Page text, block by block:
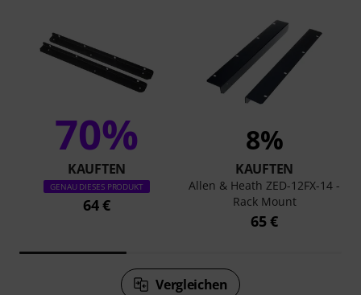
70%
KAUFTEN
GENAU DIESES PRODUKT
64 €
8%
KAUFTEN
Allen & Heath ZED-12FX-14 -
Rack Mount
65 €
Vergleichen